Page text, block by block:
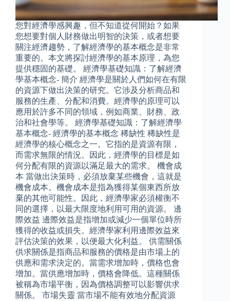
您對經濟學感興趣，但不知道從何開始？如果
您想要對個人財務做出明智的決策，或者想要
關注經濟趨勢，了解經濟學的基本概念是非常
重要的。本文將探討經濟學的基本原理，為您
提供穩固的基礎。 經濟學基礎知識：了解經濟
學基本概念- 簡介 經濟學是關於人們如何在有限
的資源下做出決策的研究。它涉及分析商品和
服務的生產、分配和消費。經濟學的原理可以
應用於許多不同的領域，例如商業、財務、政
治和社會學等。 經濟學基礎知識：了解經濟學
基本概念- 經濟學的基本概念 稀缺性 稀缺性是
經濟學的核心概念之一。它指的是資源有限，
而需求無限的情況。因此，經濟學的目標是如
何分配有限的資源以滿足最大的需求。 機會成
本 當做出決策時，必須放棄某些機會，這就是
機會成本。機會成本是指為獲得某個東西所放
棄的其他可能性。因此，經濟學家必須權衡不
同的選擇，以最大限度地利用可用的資源。 邊
際效益 邊際效益是指增加或減少一個單位時所
獲得的收益或損失。經濟學家利用邊際效益來
評估決策的效果，以便最大化利益。 供需關係
供求關係是指商品和服務的價格是由市場上的
供應和需求決定的。當需求增加時，價格也會
增加。當供應增加時，價格會降低。這種關係
被稱為市場平衡，因為價格調整可以影響供求
關係。 市場失靈 當市場不能有效地分配資源